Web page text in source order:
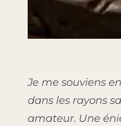
Je me souviens
dans les rayons
amateur. Une